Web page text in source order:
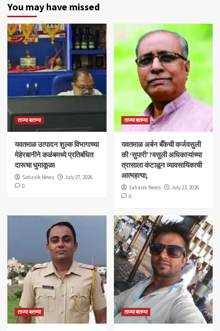
You may have missed
ताज्या बातम्या
यवतमाळ उत्पादन शुल्क विभागाच्या
मेहेरबानीने कळंबमध्ये प्रतिबंधित
दारूचा धुमाकूळ!
Sahasik News
July 27, 2026
0
ताज्या बातम्या
​यवतमाळ अर्बन बँकेची कर्जवसुली
की ‘सुपारी’?वसुली अधिकाऱ्यांच्या
त्रासाला कंटाळून व्यावसायिकाची
आत्महत्या;
Sahasik News
July 23, 2026
0
ताज्या बातम्या ताज्या बातम्या